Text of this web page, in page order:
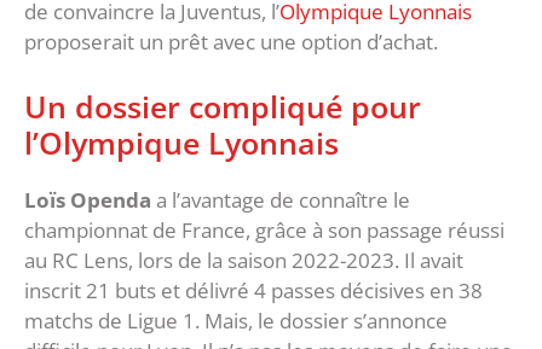
de convaincre la Juventus, l’Olympique Lyonnais
proposerait un prêt avec une option d’achat.
Un dossier compliqué pour
l’Olympique Lyonnais
Loïs Openda a l’avantage de connaître le
championnat de France, grâce à son passage réussi
au RC Lens, lors de la saison 2022-2023. Il avait
inscrit 21 buts et délivré 4 passes décisives en 38
matchs de Ligue 1. Mais, le dossier s’annonce